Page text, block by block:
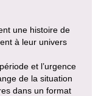
une histoire de
à leur univers
et l’urgence
de la situation
dans un format